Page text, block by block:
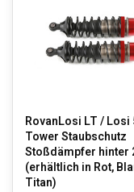
RovanLosi LT / Losi
Tower Staubschutz
Stoßdämpfer hinter
(erhältlich in Rot,
Titan)